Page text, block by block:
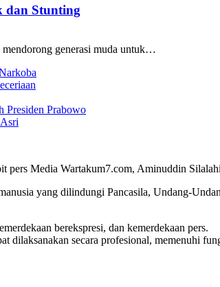
dan Stunting
generasi muda untuk…
Presiden Prabowo
Media Wartakum7.com, Aminuddin
yang dilindungi Pancasila, Undang-
berekspresi, dan kemerdekaan pers.
dilaksanakan secara profesional, memenuhi